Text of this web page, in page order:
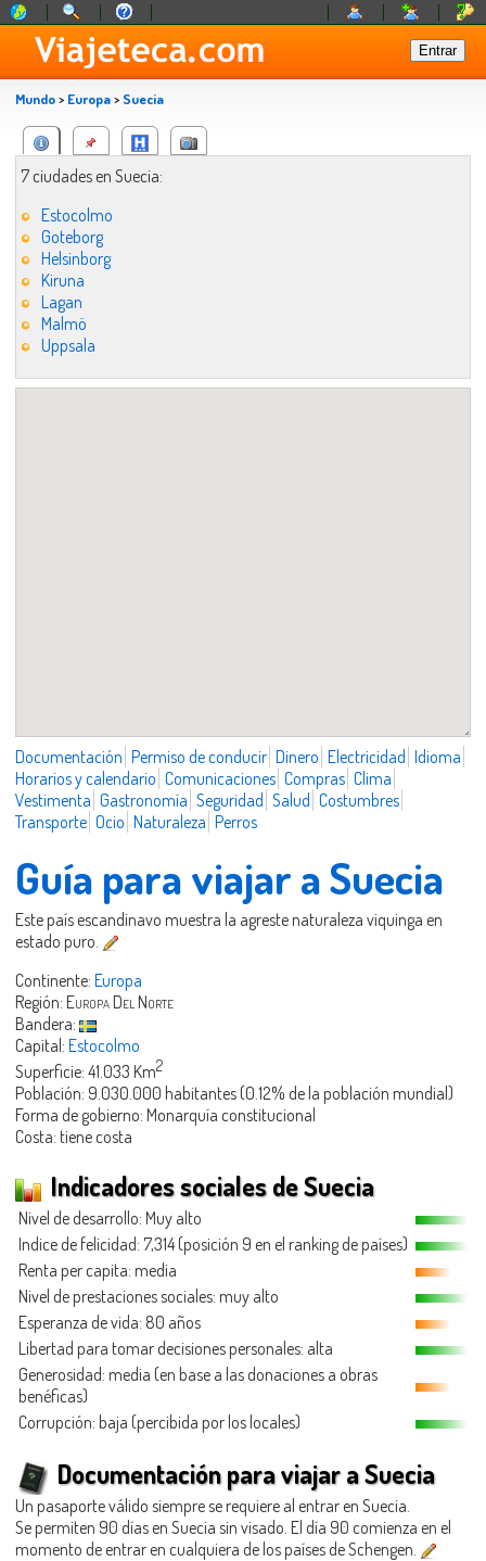
Mundo> Europa> Suecia
7 ciudades en Suecia:
Estocolmo
Goteborg
Helsinborg
Kiruna
Lagan
Malmö
Uppsala
Documentación Permiso de conducir Dinero Electricidad Idioma
Horarios y calendario Comunicaciones Compras Clima
Vestimenta Gastronomía Seguridad Salud Costumbres
Transporte Ocio Naturaleza Perros
Guía para viajar a Suecia
Este país escandinavo muestra la agreste naturaleza viquinga en
estado puro.
Continente: Europa
Región: Europa Del Norte
Bandera:
Capital: Estocolmo
Superficie: 41.033 Km2
Población: 9.030.000 habitantes (0.12% de la población mundial)
Forma de gobierno: Monarquía constitucional
Costa: tiene costa
Indicadores sociales de Suecia
Nivel de desarrollo: Muy alto
Indice de felicidad: 7,314 (posición 9 en el ranking de países)
Renta per capita: media
Nivel de prestaciones sociales: muy alto
Esperanza de vida: 80 años
Libertad para tomar decisiones personales: alta
Generosidad: media (en base a las donaciones a obras
benéficas)
Corrupción: baja (percibida por los locales)
Documentación para viajar a Suecia
Un pasaporte válido siempre se requiere al entrar en Suecia.
Se permiten 90 días en Suecia sin visado. El día 90 comienza en el
momento de entrar en cualquiera de los países de Schengen.